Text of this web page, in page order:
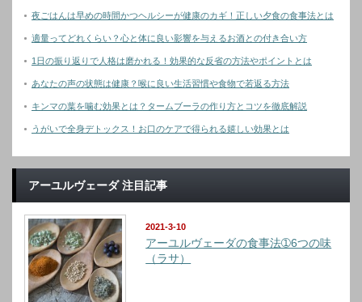
夜ごはんは早めの時間かつヘルシーが健康のカギ！正しい夕食の食事法とは
適量ってどれくらい？心と体に良い影響を与えるお酒との付き合い方
1日の振り返りで人格は磨かれる！効果的な反省の方法やポイントとは
あなたの声の状態は健康？喉に良い生活習慣や食物で若返る方法
キンマの葉を噛む効果とは？タームブーラの作り方とコツを徹底解説
うがいで全身デトックス！お口のケアで得られる嬉しい効果とは
アーユルヴェーダ 注目記事
2021-3-10
アーユルヴェーダの食事法➀6つの味
（ラサ）